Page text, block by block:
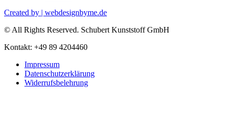
Created by | webdesignbyme.de
© All Rights Reserved. Schubert Kunststoff GmbH
Kontakt: +49 89 4204460
Impressum
Datenschutzerklärung
Widerrufsbelehrung